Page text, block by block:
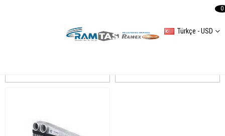
Türkçe - USD
0